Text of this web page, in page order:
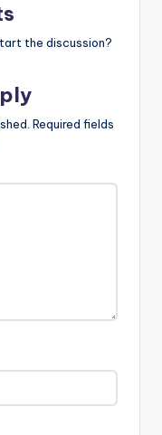
the discussion?
Required fields